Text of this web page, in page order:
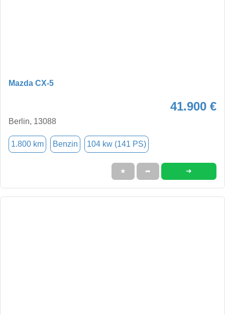
Mazda CX-5
41.900 €
Berlin, 13088
1.800 km Benzin 104 kw (141 PS)
★ ➦ ➜